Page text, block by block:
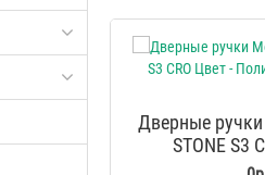
Дверные
STONE S3